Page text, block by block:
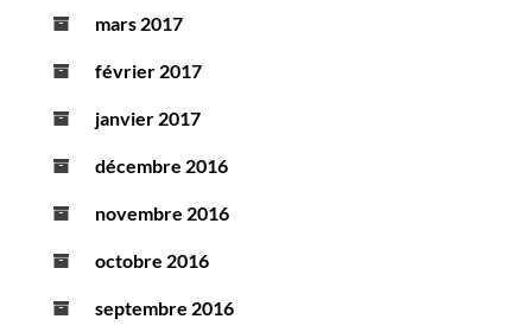
mars 2017
février 2017
janvier 2017
décembre 2016
novembre 2016
octobre 2016
septembre 2016